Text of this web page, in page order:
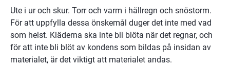
Ute i ur och skur. Torr och varm i hällregn och snöstorm.
För att uppfylla dessa önskemål duger det inte med vad
som helst. Kläderna ska inte bli blöta när det regnar, och
för att inte bli blöt av kondens som bildas på insidan av
materialet, är det viktigt att materialet andas.